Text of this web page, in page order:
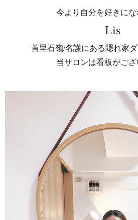
今より自分を好きに
Lis
首里石嶺/名護にある隠れ家
当サロンは看板がご